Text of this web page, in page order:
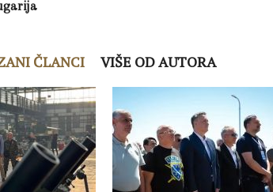
ČLANCI VIŠE OD AUTORA